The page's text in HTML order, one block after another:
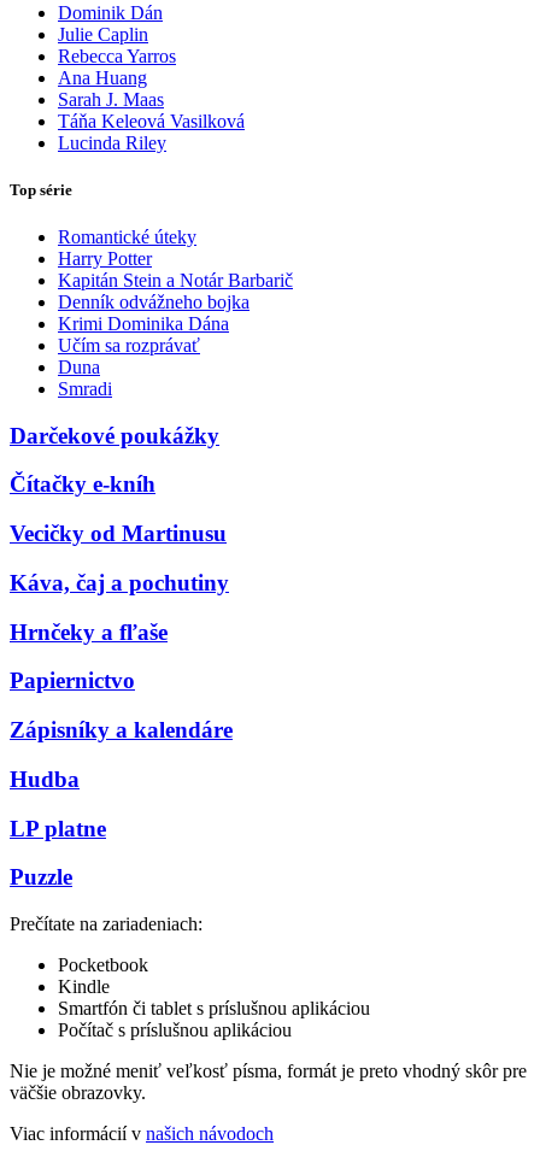
Dominik Dán
Julie Caplin
Rebecca Yarros
Ana Huang
Sarah J. Maas
Táňa Keleová Vasilková
Lucinda Riley
Top série
Romantické úteky
Harry Potter
Kapitán Stein a Notár Barbarič
Denník odvážneho bojka
Krimi Dominika Dána
Učím sa rozprávať
Duna
Smradi
Darčekové poukážky
Čítačky e-kníh
Vecičky od Martinusu
Káva, čaj a pochutiny
Hrnčeky a fľaše
Papiernictvo
Zápisníky a kalendáre
Hudba
LP platne
Puzzle
Prečítate na zariadeniach:
Pocketbook
Kindle
Smartfón či tablet s príslušnou aplikáciou
Počítač s príslušnou aplikáciou
Nie je možné meniť veľkosť písma, formát je preto vhodný skôr pre
väčšie obrazovky.
Viac informácií v našich návodoch